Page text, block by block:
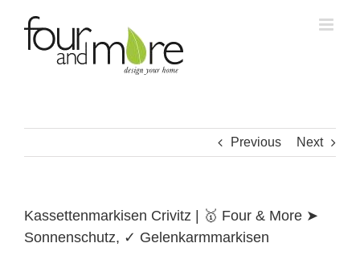
content
Previous Next
Kassettenmarkisen Crivitz | 🥇 Four & More ➤
Sonnenschutz, ✓ Gelenkarmmarkisen